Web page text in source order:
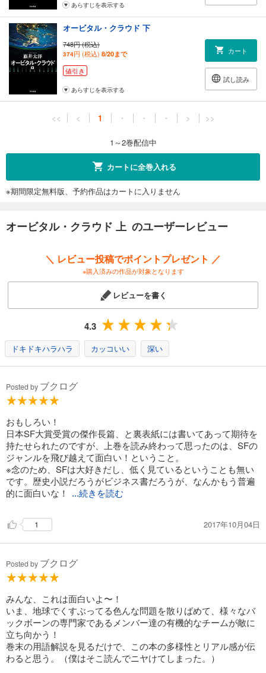
あらすじを表示する
オービタル・クラウド 下
748円 (税込)
374円 (税込) 8/20まで
値引き
カート
試し読み
あらすじを表示する
<< < 1 ・ ・ ・ > >>
1～2巻配信中
カートに全巻入れる
※期間限定無料版、予約作品はカートに入りません
オービタル・クラウド 上 のユーザーレビュー
＼ レビュー投稿でポイントプレゼント ／
※購入済みの作品が対象となります
レビューを書く
4.3
ドキドキハラハラ カッコいい 深い
Posted by ブクログ
おもしろい！
日本SF大賞受賞の傑作長篇、と裏表紙には書いてあって期待を
持たせられたのですが、上巻を読み終わって思ったのは、SFの
ジャンルを飛び越えて面白い！ということ。
※念のため、SFは大好きだし、低く見ているということも無い
です。歴史小説だろうがビジネス書だろうが、なんかもう普遍
的に面白いな！
...続きを読む
1 2017年10月04日
Posted by ブクログ
みんな、これは面白いよ〜！
いま、地球でくすぶってる色んな問題を散りばめて、様々なバ
ックボーンの専門家であるメンバー達の有機的なチームが敵に
立ち向かう！
巻末の用語解説を見るだけで、この本の多様性とリアル感が伝
わると思う。（僕はそこ読んでニヤけてしまった。）